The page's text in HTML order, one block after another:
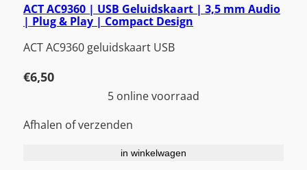
ACT AC9360 | USB Geluidskaart | 3,5 mm Audio
| Plug & Play | Compact Design
ACT AC9360 geluidskaart USB
€6,50
5 online voorraad
Afhalen of verzenden
in winkelwagen